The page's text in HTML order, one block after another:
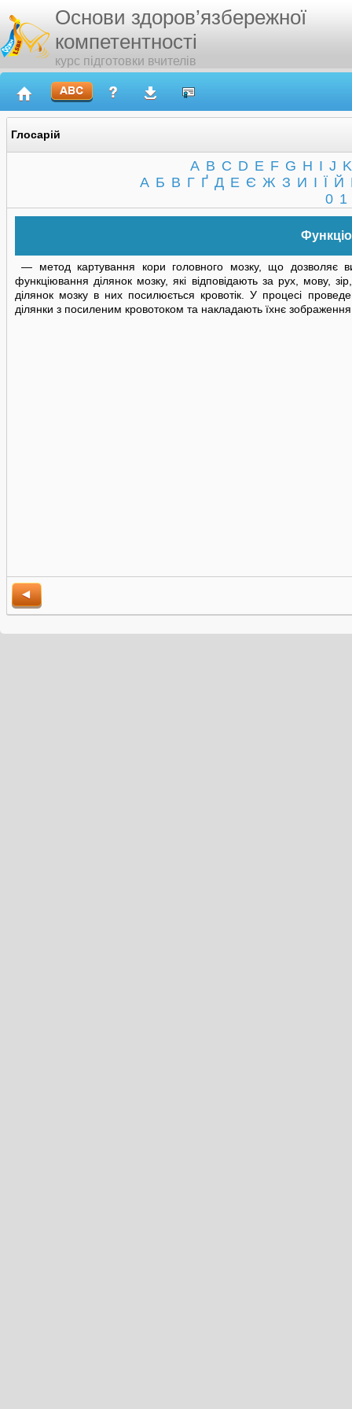
Основи здоров’язбережної
компетентності
курс підготовки вчителів
Глосарій
A B C D E F G H I J K
А Б В Г Ґ Д Е Є Ж З И І Ї Й
0 1
— метод картування кори головного мозку, що дозволяє
функціювання ділянок мозку, які відповідають за рух, мову,
ділянок мозку в них посилюється кровотік. У процесі
ділянки з посиленим кровотоком та накладають їхнє